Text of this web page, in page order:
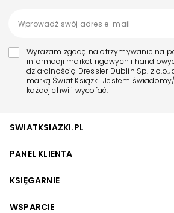
Wyrażam zgodę na otrzymywanie na
informacji marketingowych i
działalnością Dressler Dublin Sp. z o.o.,
marką Świat Książki. Jestem
każdej chwili wycofać.
SWIATKSIAZKI.PL
PANEL KLIENTA
KSIĘGARNIE
WSPARCIE